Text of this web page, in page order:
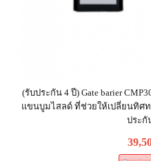
(รับประกัน 4 ปี) Gate barier
แขนบูมไสลด์ ที่ช่วยให้เปลี่ยนทิศ
ประกั